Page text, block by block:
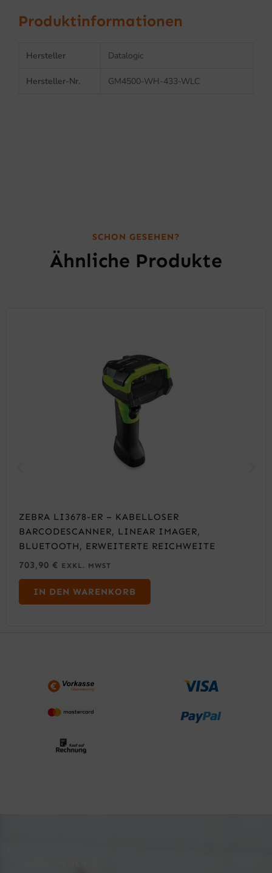
Produktinformationen
Hersteller Datalogic
Hersteller-Nr. GM4500-WH-433-WLC
SCHON GESEHEN?
Ähnliche Produkte
ZEBRA LI3678-ER – KABELLOSER
BARCODESCANNER, LINEAR IMAGER,
BLUETOOTH, ERWEITERTE REICHWEITE
703,90 € EXKL. MWST
IN DEN WARENKORB